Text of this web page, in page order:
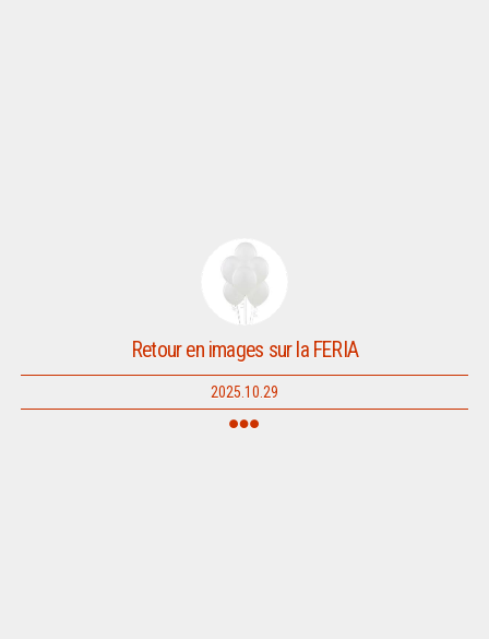
Retour en images sur la FERIA
2025.10.29